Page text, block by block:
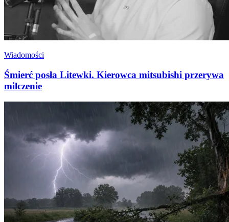
Wiadomości
Śmierć posła Litewki. Kierowca mitsubishi przerywa
milczenie